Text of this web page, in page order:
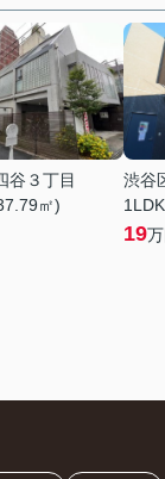
谷３丁目
㎡)
渋谷
19